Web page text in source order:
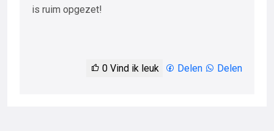
is ruim opgezet!
0 Vind ik leuk Delen Delen